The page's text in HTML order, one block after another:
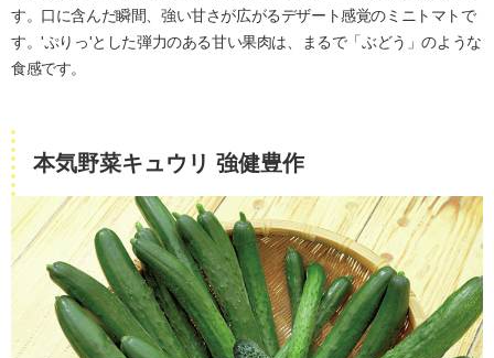
す。口に含んだ瞬間、強い甘さが広がるデザート感覚のミニトマトで
す。'ぷりっ'とした弾力のある甘い果肉は、まるで「ぶどう」のような
食感です。
本気野菜キュウリ 強健豊作